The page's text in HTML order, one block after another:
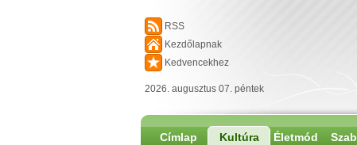
RSS
Kezdőlapnak
Kedvencekhez
2026. augusztus 07. péntek
Címlap Kultúra Életmód